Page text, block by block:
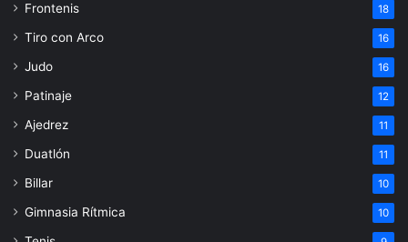
Frontenis 18
Tiro con Arco 16
Judo 16
Patinaje 12
Ajedrez 11
Duatlón 11
Billar 10
Gimnasia Rítmica 10